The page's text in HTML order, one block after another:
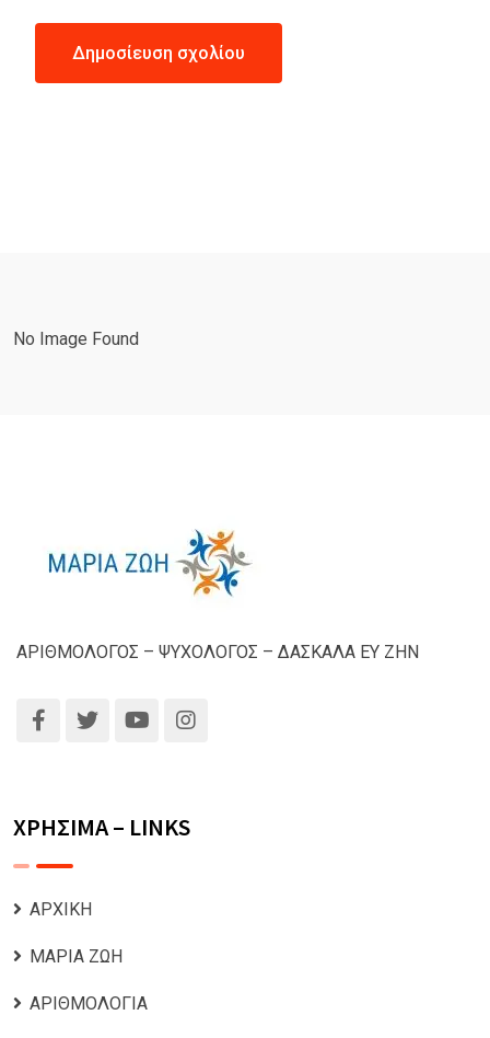
No Image Found
ΑΡΙΘΜΟΛΟΓΟΣ – ΨΥΧΟΛΟΓΟΣ – ΔΑΣΚΑΛΑ ΕΥ ΖΗΝ
ΧΡΗΣΙΜΑ – LINKS
ΑΡΧΙΚΗ
ΜΑΡΙΑ ΖΩΗ
ΑΡΙΘΜΟΛΟΓΙΑ